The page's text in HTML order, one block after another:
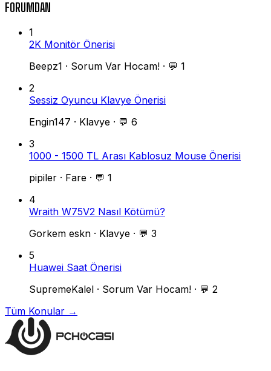
FORUMDAN
1
2K Monitör Önerisi
Beepz1 · Sorum Var Hocam! · 💬 1
2
Sessiz Oyuncu Klavye Önerisi
Engin147 · Klavye · 💬 6
3
1000 - 1500 TL Arası Kablosuz Mouse Önerisi
pipiler · Fare · 💬 1
4
Wraith W75V2 Nasıl Kötümü?
Gorkem eskn · Klavye · 💬 3
5
Huawei Saat Önerisi
SupremeKalel · Sorum Var Hocam! · 💬 2
Tüm Konular →